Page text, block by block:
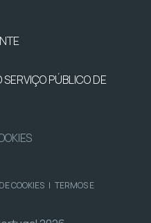
PÚBLICO DE
COOKIES | TERMOS E